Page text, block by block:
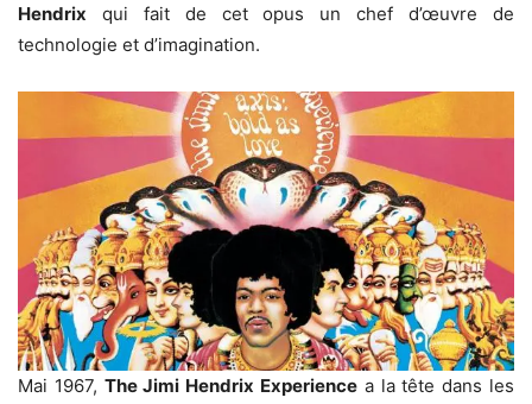
Hendrix qui fait de cet opus un chef d’œuvre de
technologie et d’imagination.
Mai 1967, The Jimi Hendrix Experience a la tête dans les